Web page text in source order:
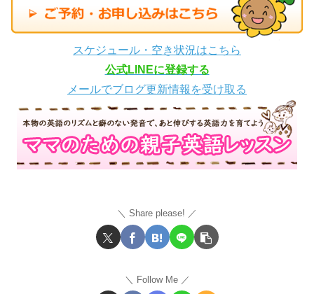
スケジュール・空き状況はこちら
公式LINEに登録する
メールでブログ更新情報を受け取る
Share please!
Follow Me